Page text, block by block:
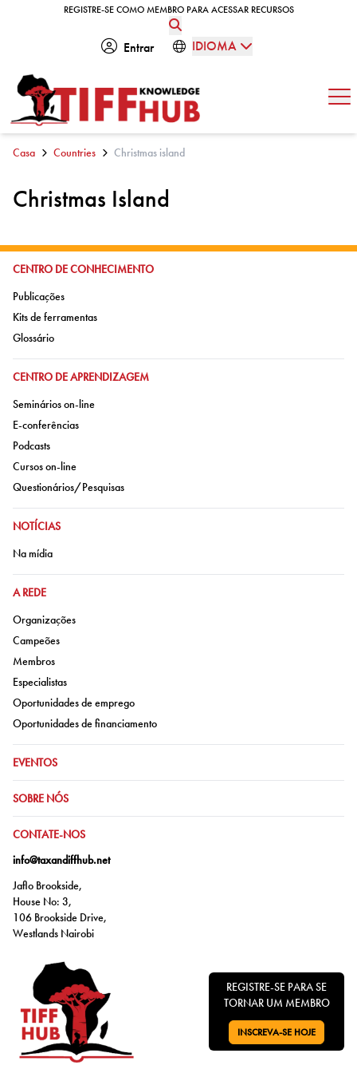
Skip to contentREGISTRE-SE COMO MEMBRO PARA ACESSAR RECURSOS
REGISTRE-SE COMO MEMBRO PARA ACESSAR RECURSOS
Entrar IDIOMA
Casa Countries Christmas island
Christmas Island
IR PARA:
CENTRO DE CONHECIMENTO
Ir para:
Publicações
Ir para:
Kits de ferramentas
Ir para:
Glossário
IR PARA:
CENTRO DE APRENDIZAGEM
Ir para:
Seminários on-line
Ir para:
E-conferências
Ir para:
Podcasts
Ir para:
Cursos on-line
Ir para:
Questionários/Pesquisas
IR PARA:
NOTÍCIAS
Ir para:
Na mídia
IR PARA:
A REDE
Ir para:
Organizações
Ir para:
Campeões
Ir para:
Membros
Ir para:
Especialistas
Ir para:
Oportunidades de emprego
Ir para:
Oportunidades de financiamento
IR PARA:
EVENTOS
IR PARA:
SOBRE NÓS
IR PARA:
CONTATE-NOS
info@taxandiffhub.net
Jaflo Brookside,
House No: 3,
106 Brookside Drive,
Westlands Nairobi
REGISTRE-SE PARA SE
TORNAR UM MEMBRO
VÁ PARA:
INSCREVA-SE HOJE